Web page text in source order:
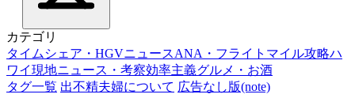
カテゴリ
タイムシェア・HGVニュースANA・フライトマイル攻略ハ
ワイ現地ニュース・考察効率主義グルメ・お酒
タグ一覧 出不精夫婦について 広告なし版(note)